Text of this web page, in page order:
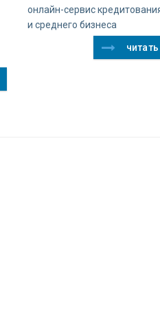
онлайн-сервис
и среднего бизнеса